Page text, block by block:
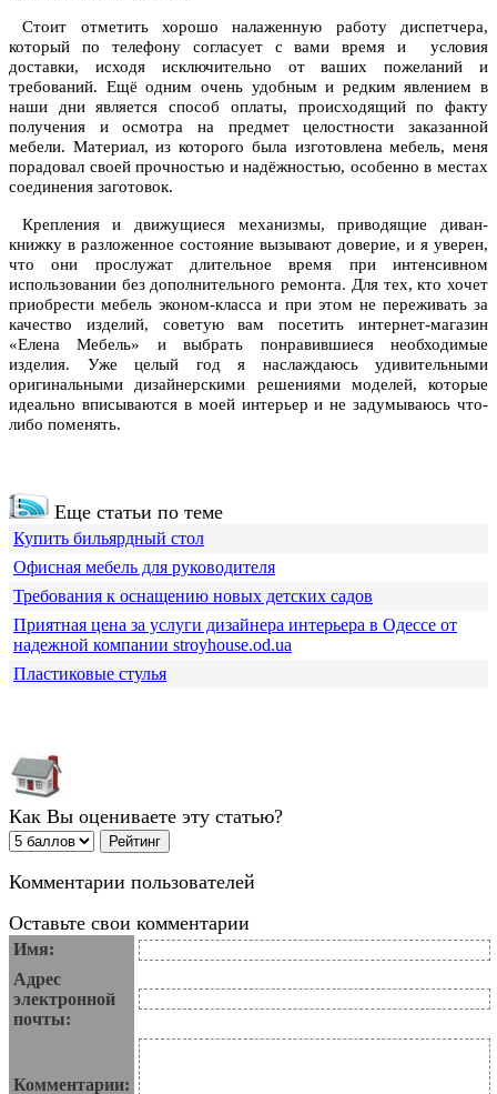
Стоит отметить хорошо налаженную работу диспетчера,
который по телефону согласует с вами время и условия
доставки, исходя исключительно от ваших пожеланий и
требований. Ещё одним очень удобным и редким явлением в
наши дни является способ оплаты, происходящий по факту
получения и осмотра на предмет целостности заказанной
мебели. Материал, из которого была изготовлена мебель, меня
порадовал своей прочностью и надёжностью, особенно в местах
соединения заготовок.
Крепления и движущиеся механизмы, приводящие диван-
книжку в разложенное состояние вызывают доверие, и я уверен,
что они прослужат длительное время при интенсивном
использовании без дополнительного ремонта. Для тех, кто хочет
приобрести мебель эконом-класса и при этом не переживать за
качество изделий, советую вам посетить интернет-магазин
«Елена Мебель» и выбрать понравившиеся необходимые
изделия. Уже целый год я наслаждаюсь удивительными
оригинальными дизайнерскими решениями моделей, которые
идеально вписываются в моей интерьер и не задумываюсь что-
либо поменять.
Еще статьи по теме
Купить бильярдный стол
Офисная мебель для руководителя
Требования к оснащению новых детских садов
Приятная цена за услуги дизайнера интерьера в Одессе от
надежной компании stroyhouse.od.ua
Пластиковые стулья
Как Вы оцениваете эту статью?
Комментарии пользователей
Оставьте свои комментарии
Имя:
Адрес
электронной
почты:
Комментарии: